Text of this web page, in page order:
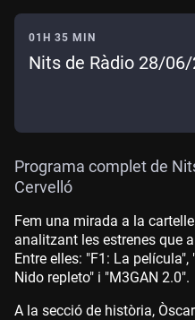
01H 35 MIN
Nits de Ràdio 28/
Programa complet de
Cervelló
Fem una mirada a la
analitzant les estrenes que
Entre elles: "F1: La
Nido repleto" i "M3GAN 2.0".
A la secció de història,